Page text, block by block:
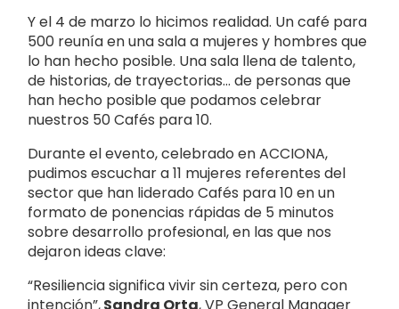
Y el 4 de marzo lo hicimos realidad. Un café para
500 reunía en una sala a mujeres y hombres que
lo han hecho posible. Una sala llena de talento,
de historias, de trayectorias… de personas que
han hecho posible que podamos celebrar
nuestros 50 Cafés para 10.
Durante el evento, celebrado en ACCIONA,
pudimos escuchar a 11 mujeres referentes del
sector que han liderado Cafés para 10 en un
formato de ponencias rápidas de 5 minutos
sobre desarrollo profesional, en las que nos
dejaron ideas clave:
“Resiliencia significa vivir sin certeza, pero con